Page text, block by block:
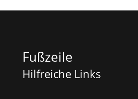
Fußzeile
Hilfreiche Links